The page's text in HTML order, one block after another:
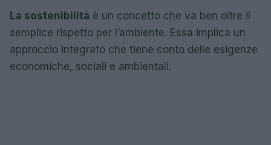
La sostenibilità è un concetto che va ben oltre il
semplice rispetto per l’ambiente. Essa implica un
approccio integrato che tiene conto delle esigenze
economiche, sociali e ambientali.